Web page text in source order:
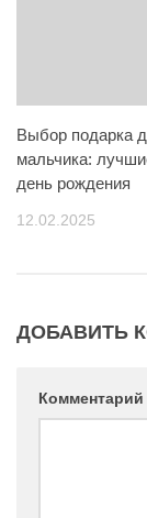
Выбор подарка
мальчика:
день рождения
12.02.2025
ДОБАВИТЬ
Комментарий